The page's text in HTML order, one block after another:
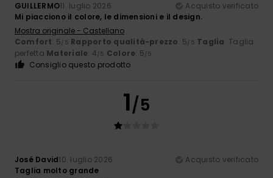
GUILLERMO11. luglio 2026
Acquisto verificato
Mi piacciono il colore, le dimensioni e il design.
Mostra originale - Castellano
Comfort: 5/5 Rapporto qualità-prezzo: 5/5 Taglia: Taglia
perfetta Materiale: 4/5 Colore: 5/5
Consiglio questo prodotto
1/5
José David10. luglio 2026
Acquisto verificato
Taglia molto grande